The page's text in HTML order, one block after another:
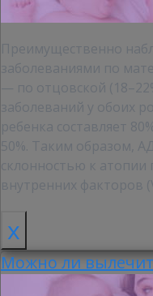
Преимущественно
заболеваниями по
— по отцовской
заболеваний у обоих
ребенка составляет
50%. Таким образом,
склонностью к
внутренних факторов
x
Можно ли